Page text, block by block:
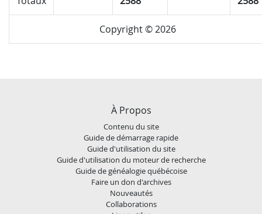
Copyright © 2026
À Propos
Contenu du site
Guide de démarrage rapide
Guide d'utilisation du site
Guide d'utilisation du moteur de recherche
Guide de généalogie québécoise
Faire un don d'archives
Nouveautés
Collaborations